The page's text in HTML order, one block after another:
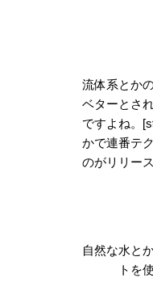
流体系とか
ベターとさ
ですよね。
かで連番テ
のがリリー
自然な水と
トを